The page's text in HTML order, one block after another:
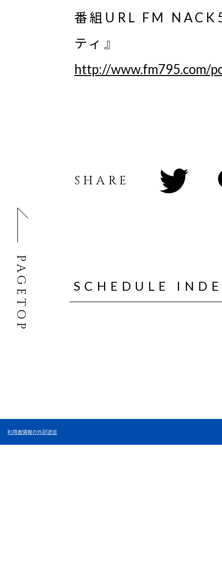
番組URL FM
ティ』
http://www.fm795.com/
SHARE
SCHEDULE
PAGETOP
利用者情報の外部送信